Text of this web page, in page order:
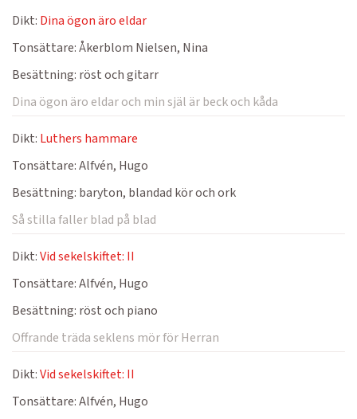
Dikt: Dina ögon äro eldar
Tonsättare:Åkerblom Nielsen, Nina
Besättning: röst och gitarr
Dina ögon äro eldar och min själ är beck och kåda
Dikt: Luthers hammare
Tonsättare:Alfvén, Hugo
Besättning: baryton, blandad kör och ork
Så stilla faller blad på blad
Dikt:Vid sekelskiftet: II
Tonsättare:Alfvén, Hugo
Besättning: röst och piano
Offrande träda seklens mör för Herran
Dikt:Vid sekelskiftet: II
Tonsättare:Alfvén, Hugo